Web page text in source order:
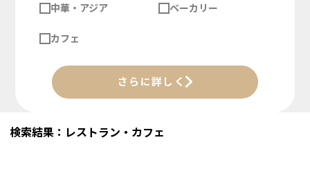
中華・アジア ベーカリー
カフェ
さらに詳しく
検索結果：レストラン・カフェ